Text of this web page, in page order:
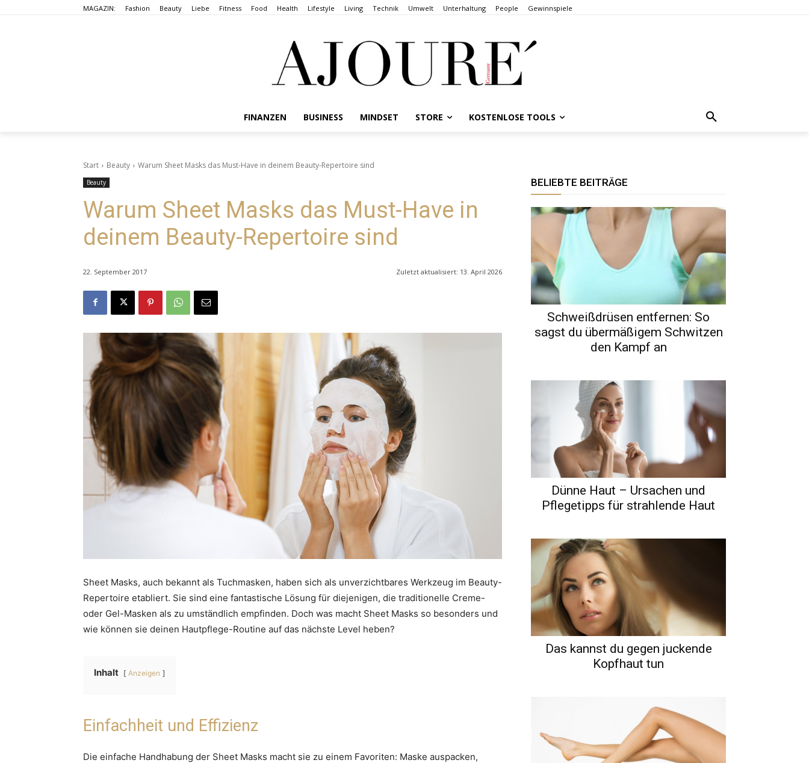
MAGAZIN: Fashion Beauty Liebe Fitness Food Health Lifestyle Living Technik Umwelt Unterhaltung People Gewinnspiele
FINANZEN BUSINESS MINDSET STORE KOSTENLOSE TOOLS
Start Beauty Warum Sheet Masks das Must-Have in deinem Beauty-Repertoire sind
Beauty
Warum Sheet Masks das Must-Have in
deinem Beauty-Repertoire sind
22. September 2017 Zuletzt aktualisiert: 13. April 2026
Sheet Masks, auch bekannt als Tuchmasken, haben sich als unverzichtbares Werkzeug im Beauty-
Repertoire etabliert. Sie sind eine fantastische Lösung für diejenigen, die traditionelle Creme-
oder Gel-Masken als zu umständlich empfinden. Doch was macht Sheet Masks so besonders und
wie können sie deinen Hautpflege-Routine auf das nächste Level heben?
Inhalt Anzeigen
Einfachheit und Effizienz
Die einfache Handhabung der Sheet Masks macht sie zu einem Favoriten: Maske auspacken,
BELIEBTE BEITRÄGE
Schweißdrüsen entfernen: So
sagst du übermäßigem Schwitzen
den Kampf an
Dünne Haut – Ursachen und
Pflegetipps für strahlende Haut
Das kannst du gegen juckende
Kopfhaut tun